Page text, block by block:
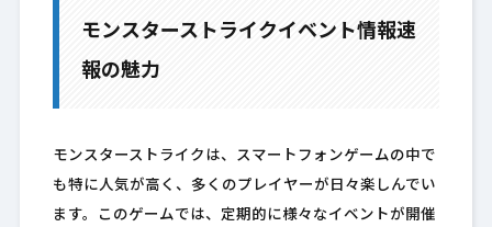
モンスターストライクイベント情報速
報の魅力
モンスターストライクは、スマートフォンゲームの中で
も特に人気が高く、多くのプレイヤーが日々楽しんでい
ます。このゲームでは、定期的に様々なイベントが開催